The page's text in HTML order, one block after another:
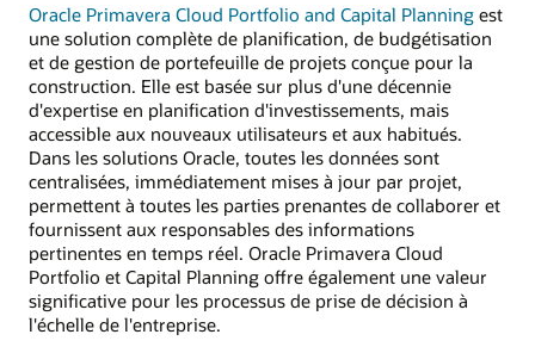
Oracle Primavera Cloud Portfolio and Capital Planning est
une solution complète de planification, de budgétisation
et de gestion de portefeuille de projets conçue pour la
construction. Elle est basée sur plus d'une décennie
d'expertise en planification d'investissements, mais
accessible aux nouveaux utilisateurs et aux habitués.
Dans les solutions Oracle, toutes les données sont
centralisées, immédiatement mises à jour par projet,
permettent à toutes les parties prenantes de collaborer et
fournissent aux responsables des informations
pertinentes en temps réel. Oracle Primavera Cloud
Portfolio et Capital Planning offre également une valeur
significative pour les processus de prise de décision à
l'échelle de l'entreprise.